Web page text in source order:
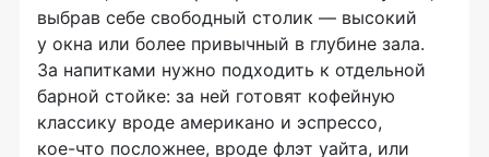
выбрав себе свободный столик — высокий
у окна или более привычный в глубине зала.
За напитками нужно подходить к отдельной
барной стойке: за ней готовят кофейную
классику вроде американо и эспрессо,
кое-что посложнее, вроде флэт уайта, или